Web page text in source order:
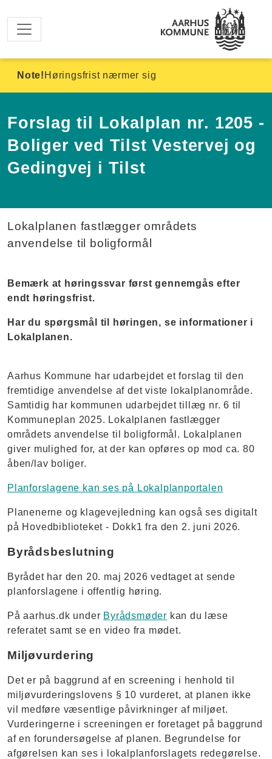
Note! Høringsfrist nærmer sig
Forslag til Lokalplan nr. 1205 -
Boliger ved Tilst Vestervej og
Gedingvej i Tilst
Lokalplanen fastlægger områdets
anvendelse til boligformål
Bemærk at høringssvar først gennemgås efter
endt høringsfrist.
Har du spørgsmål til høringen, se informationer i
Lokalplanen.
Aarhus Kommune har udarbejdet et forslag til den
fremtidige anvendelse af det viste lokalplanområde.
Samtidig har kommunen udarbejdet tillæg nr. 6 til
Kommuneplan 2025. Lokalplanen fastlægger
områdets anvendelse til boligformål. Lokalplanen
giver mulighed for, at der kan opføres op mod ca. 80
åben/lav boliger.
Planforslagene kan ses på Lokalplanportalen
Planenerne og klagevejledning kan også ses digitalt
på Hovedbiblioteket - Dokk1 fra den 2. juni 2026.
Byrådsbeslutning
Byrådet har den 20. maj ​2026 vedtaget at sende
planforslagene i offentlig høring.
På aarhus.dk under Byrådsmøder kan du læse
referatet samt se en video fra mødet.
Miljøvurdering
Det er på baggrund af en screening i henhold til
miljøvurderingslovens § 10 vurderet, at planen ikke
vil medføre væsentlige påvirkninger af miljøet.
Vurderingerne i screeningen er foretaget på baggrund
af en forundersøgelse af planen. Begrundelse for
afgørelsen kan ses i lokalplanforslagets redegørelse.